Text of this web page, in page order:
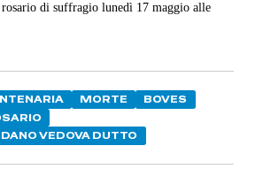
rosario di suffragio lunedì 17 maggio alle
MORTE
BOVES
VEDOVA DUTTO